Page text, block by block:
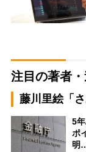
注目の著者
藤川里絵「
5
ポ
明